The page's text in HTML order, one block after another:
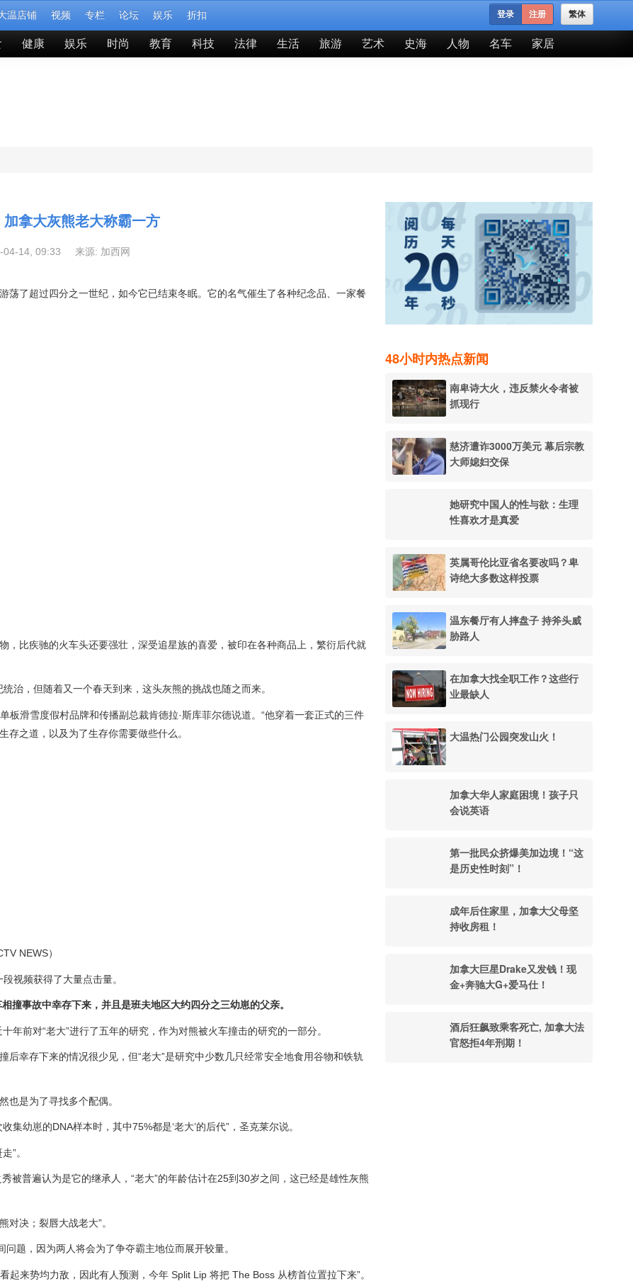
温店铺 视频 专栏 论坛 娱乐 折扣 繁体
登录 注册
健康 娱乐 时尚 教育 科技 法律 生活 旅游 艺术 史海 人物 名车 家居
拿大灰熊老大称霸一方
04-14, 09:33 来源: 加西网
荡了超过四分之一世纪，如今它已结束冬眠。它的名气催生了各种纪念品、一家餐
，比疾驰的火车头还要强壮，深受追星族的喜爱，被印在各种商品上，繁衍后代就
治，但随着又一个春天到来，这头灰熊的挑战也随之而来。
板滑雪度假村品牌和传播副总裁肯德拉·斯库菲尔德说道。“他穿着一套正式的三件
之道，以及为了生存你需要做些什么。
NEWS）
视频获得了大量点击量。
撞事故中幸存下来，并且是班夫地区大约四分之三幼崽的父亲。
年前对“老大”进行了五年的研究，作为对熊被火车撞击的研究的一部分。
幸存下来的情况很少见，但“老大”是研究中少数几只经常安全地食用谷物和铁轨
也是为了寻找多个配偶。
幼崽的DNA样本时，其中75%都是‘老大’的后代”，圣克莱尔说。
”。
被普遍认为是它的继承人，“老大”的年龄估计在25到30岁之间，这已经是雄性灰熊
决；裂唇大战老大”。
题，因为两人将会为了争夺霸主地位而展开较量。
来势均力敌，因此有人预测，今年 Split Lip 将把 The Boss 从榜首位置拉下来”。
48小时内热点新闻
南卑诗大火，违反禁火令者被
抓现行
慈济遭诈3000万美元 幕后宗教
大师媳妇交保
她研究中国人的性与欲：生理
性喜欢才是真爱
英属哥伦比亚省名要改吗？卑
诗绝大多数这样投票
温东餐厅有人摔盘子 持斧头威
胁路人
在加拿大找全职工作？这些行
业最缺人
大温热门公园突发山火！
加拿大华人家庭困境！孩子只
会说英语
第一批民众挤爆美加边境！“这
是历史性时刻”！
成年后住家里，加拿大父母坚
持收房租！
加拿大巨星Drake又发钱！现
金+奔驰大G+爱马仕！
酒后狂飙致乘客死亡, 加拿大法
官怒拒4年刑期！